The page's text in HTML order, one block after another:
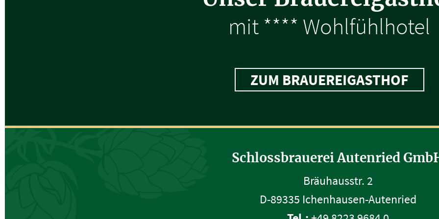
mit **** Wohlfühlhotel
ZUM BRAUEREIGASTHOF
Schlossbrauerei Autenried
Bräuhausstr. 2
D-89335 Ichenhausen-Autenried